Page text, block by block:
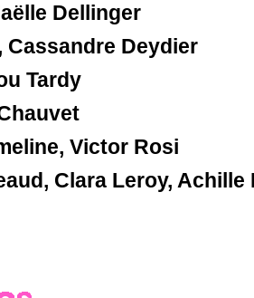
Dellinger
Cassandre Deydier
Tardy
Victor Rosi
Clara Leroy, Achille